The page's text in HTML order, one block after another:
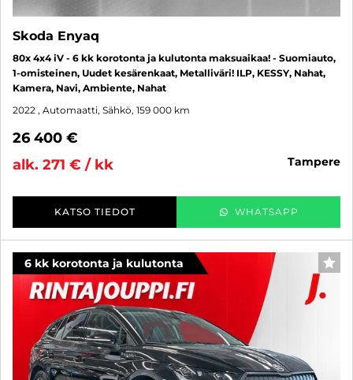
Skoda Enyaq
80x 4x4 iV - 6 kk korotonta ja kulutonta maksuaikaa! - Suomiauto,
1-omisteinen, Uudet kesärenkaat, Metalliväri! ILP, KESSY, Nahat,
Kamera, Navi, Ambiente, Nahat
2022 , Automaatti, Sähkö, 159 000 km
26 400 €
alk. 271 € / kk
tampere
KATSO TIEDOT WHATSAPP
6 kk korotonta ja kulutonta